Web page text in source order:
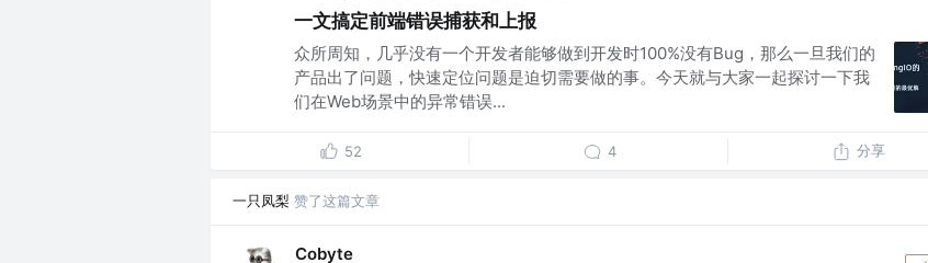
一文搞定前端错误捕获和上报
众所周知，几乎没有一个开发者能够做到开发时100%没有Bug，那么一旦我们的
产品出了问题，快速定位问题是迫切需要做的事。今天就与大家一起探讨一下我
们在Web场景中的异常错误...
52 4 分享
一只凤梨 赞了这篇文章
Cobyte